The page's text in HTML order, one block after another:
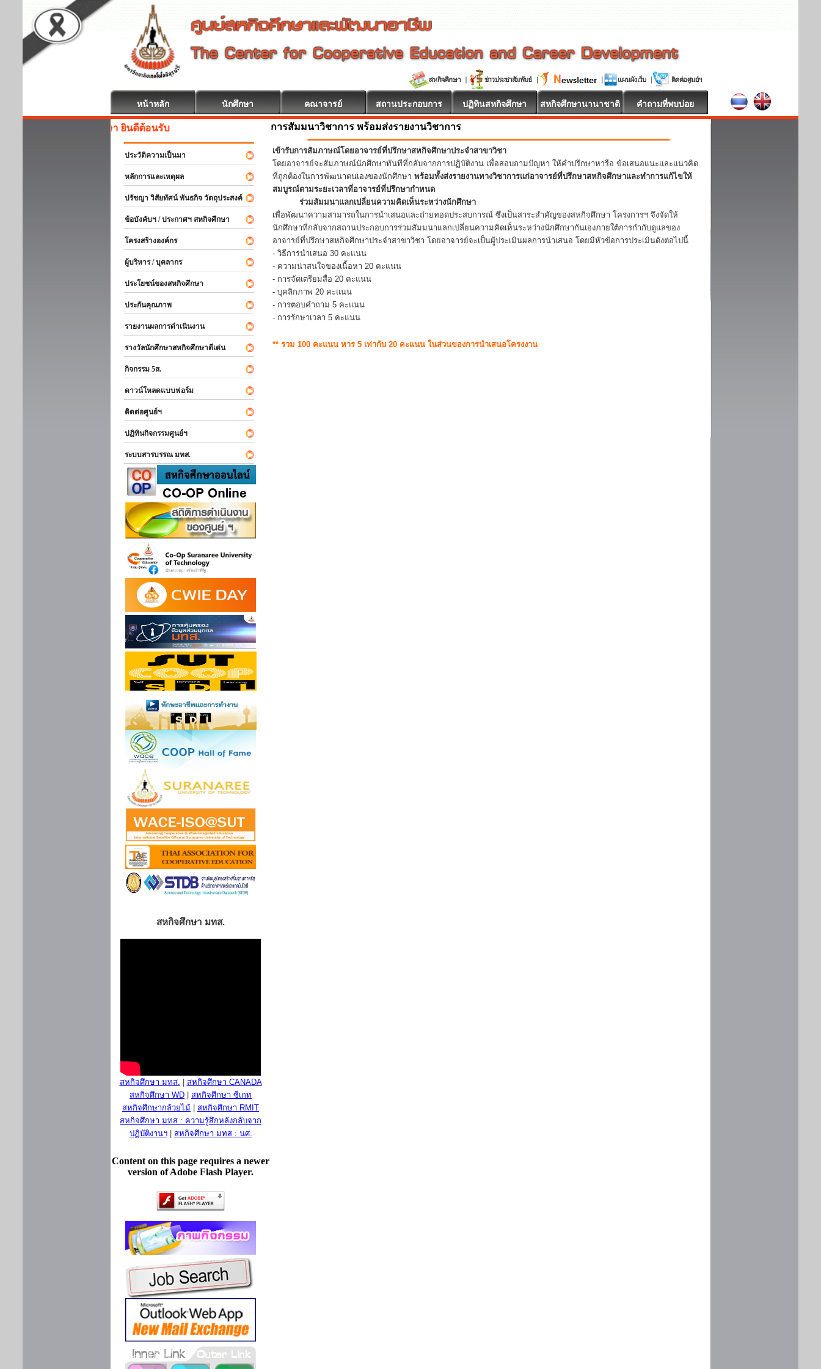
หน้าหลัก นักศึกษา คณาจารย์ สถานประกอบการ ปฏิทินสหกิจศึกษา สหกิจศึกษานานาชาติ คำถามที่พบบ่อย
สหกิจศึกษา ยินดีต้อนรับ
ประวัติความเป็นมา
หลักการและเหตุผล
ปรัชญา วิสัยทัศน์ พันธกิจ วัตถุประสงค์
ข้อบังคับฯ / ประกาศฯ สหกิจศึกษา
โครงสร้างองค์กร
ผู้บริหาร / บุคลากร
ประโยชน์ของสหกิจศึกษา
ประกันคุณภาพ
รายงานผลการดำเนินงาน
รางวัลนักศึกษาสหกิจศึกษาดีเด่น
กิจกรรม 5ส.
ดาวน์โหลดแบบฟอร์ม
ติดต่อศูนย์ฯ
ปฏิทินกิจกรรมศูนย์ฯ
ระบบสารบรรณ มทส.
สหกิจศึกษา มทส.
สหกิจศึกษา มทส.
สหกิจศึกษา CANADA
สหกิจศึกษา WD
สหกิจศึกษา ซีเกท
สหกิจศึกษากล้วยไม้
สหกิจศึกษา RMIT
สหกิจศึกษา มทส : ความรู้สึกหลังกลับจาก
ปฏิบัติงานฯ| สหกิจศึกษา มทส : นศ.
Content on this page requires a newer
version of Adobe Flash Player.
การสัมมนาวิชาการ พร้อมส่งรายงานวิชาการ
เข้ารับการสัมภาษณ์โดยอาจารย์ที่ปรึกษาสหกิจศึกษาประจำสาขาวิชา
โดยอาจารย์จะสัมภาษณ์นักศึกษาทันทีที่กลับจากการปฏิบัติงาน เพื่อสอบถามปัญหา ให้คำปรึกษาหารือ ข้อเสนอแนะและแนวคิด
ที่ถูกต้องในการพัฒนาตนเองของนักศึกษา พร้อมทั้งส่งรายงานทางวิชาการแก่อาจารย์ที่ปรึกษาสหกิจศึกษาและทำการแก้ไขให้
สมบูรณ์ตามระยะเวลาที่อาจารย์ที่ปรึกษากำหนด
ร่วมสัมมนาแลกเปลี่ยนความคิดเห็นระหว่างนักศึกษา
เพื่อพัฒนาความสามารถในการนำเสนอและถ่ายทอดประสบการณ์ ซึ่งเป็นสาระสำคัญของสหกิจศึกษา โครงการฯ จึงจัดให้
นักศึกษาที่กลับจากสถานประกอบการร่วมสัมมนาแลกเปลี่ยนความคิดเห็นระหว่างนักศึกษากันเองภายใต้การกำกับดูแลของ
อาจารย์ที่ปรึกษาสหกิจศึกษาประจำสาขาวิชา โดยอาจารย์จะเป็นผู้ประเมินผลการนำเสนอ โดยมีหัวข้อการประเมินดังต่อไปนี้
- วิธีการนำเสนอ 30 คะแนน
- ความน่าสนใจของเนื้อหา 20 คะแนน
- การจัดเตรียมสื่อ 20 คะแนน
- บุคลิกภาพ 20 คะแนน
- การตอบคำถาม 5 คะแนน
- การรักษาเวลา 5 คะแนน
** รวม 100 คะแนน หาร 5 เท่ากับ 20 คะแนน ในส่วนของการนำเสนอโครงงาน